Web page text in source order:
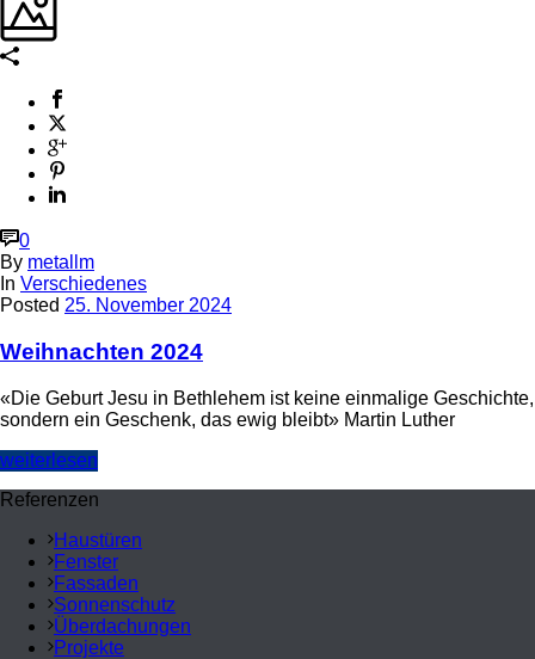
0
By metallm
In Verschiedenes
Posted 25. November 2024
Weihnachten 2024
«Die Geburt Jesu in Bethlehem ist keine einmalige Geschichte,
sondern ein Geschenk, das ewig bleibt» Martin Luther
weiterlesen
Referenzen
Haustüren
Fenster
Fassaden
Sonnenschutz
Überdachungen
Projekte